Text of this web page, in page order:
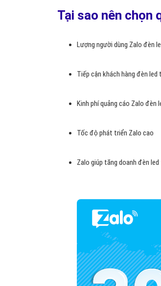
Tại sao nên chọn
Lượng người dùng Zalo đèn
Tiếp cận khách hàng đèn led
Kinh phí quảng cáo Zalo đèn
Tốc độ phát triển Zalo cao
Zalo giúp tăng doanh đèn